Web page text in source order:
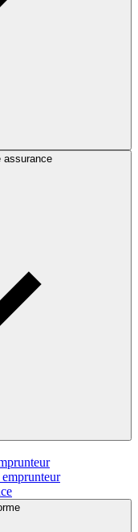
assurance
emprunteur